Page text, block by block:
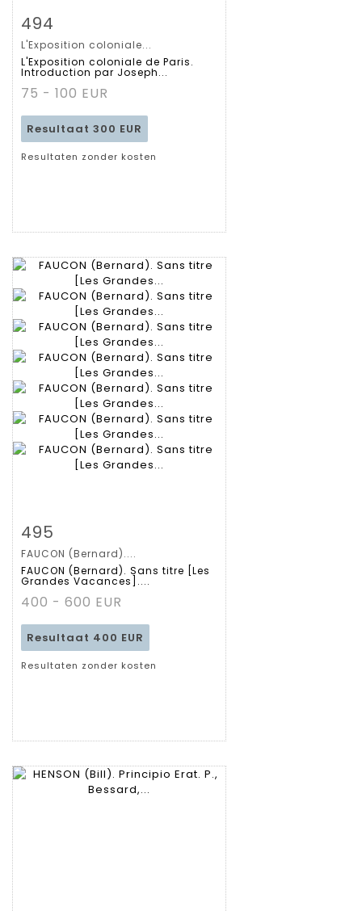
Gedetailleerde
fiche
494
L'Exposition coloniale...
L'Exposition coloniale de Paris.
Introduction par Joseph...
75 - 100 EUR
Resultaat 300 EUR
Resultaten zonder kosten
Gedetailleerde
fiche
495
FAUCON (Bernard)....
FAUCON (Bernard). Sans titre [Les
Grandes Vacances]....
400 - 600 EUR
Resultaat 400 EUR
Resultaten zonder kosten